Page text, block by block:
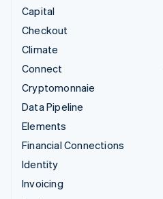
Capital
Checkout
Climate
Connect
Cryptomonnaie
Data Pipeline
Elements
Financial Connections
Identity
Invoicing